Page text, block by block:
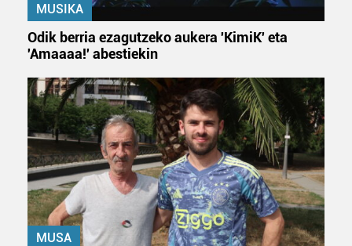
MUSIKA
Odik berria ezagutzeko aukera 'KimiK' eta
'Amaaaa!' abestiekin
MUSA